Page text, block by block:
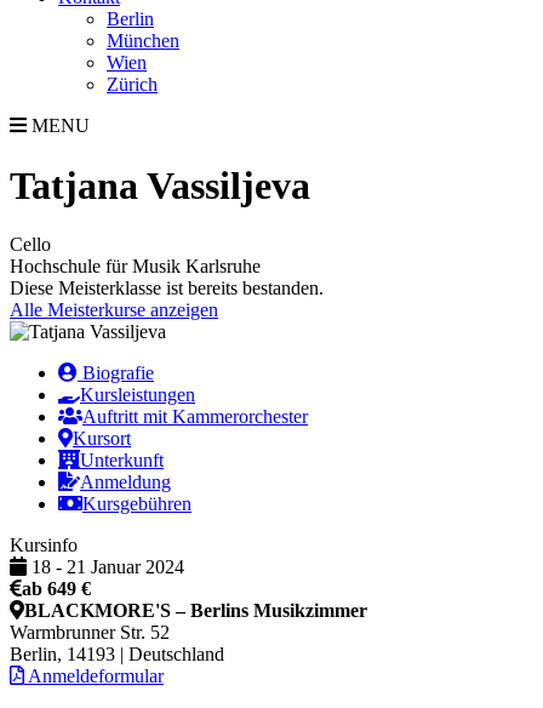
Berlin
München
Wien
Zürich
MENU
Tatjana Vassiljeva
Cello
Hochschule für Musik Karlsruhe
Diese Meisterklasse ist bereits bestanden.
Alle Meisterkurse anzeigen
Biografie
Kursleistungen
Auftritt mit Kammerorchester
Kursort
Unterkunft
Anmeldung
Kursgebühren
Kursinfo
18 - 21 Januar 2024
ab 649 €
BLACKMORE'S – Berlins Musikzimmer
Warmbrunner Str. 52
Berlin, 14193 | Deutschland
Anmeldeformular